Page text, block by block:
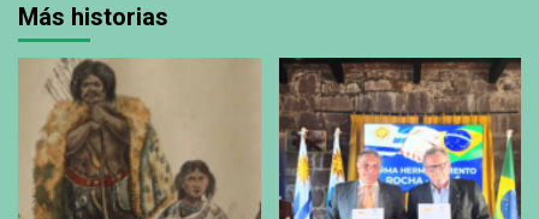
Más historias